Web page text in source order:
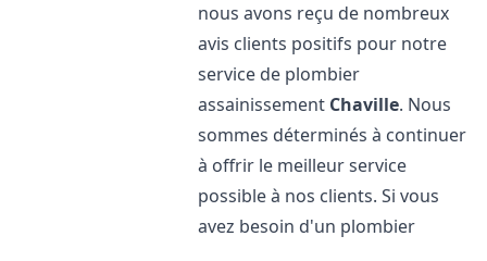
nous avons reçu de nombreux
avis clients positifs pour notre
service de plombier
assainissement Chaville. Nous
sommes déterminés à continuer
à offrir le meilleur service
possible à nos clients. Si vous
avez besoin d'un plombier